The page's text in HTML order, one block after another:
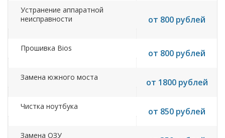
Устранение аппаратной
неисправности
от 800 рублей
Прошивка Bios от 800 рублей
Замена южного моста от 1800 рублей
Чистка ноутбука от 850 рублей
Замена ОЗУ